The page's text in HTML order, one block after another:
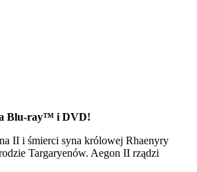
Blu-ray™ i DVD!
II i śmierci syna królowej Rhaenyry
Targaryenów. Aegon II rządzi